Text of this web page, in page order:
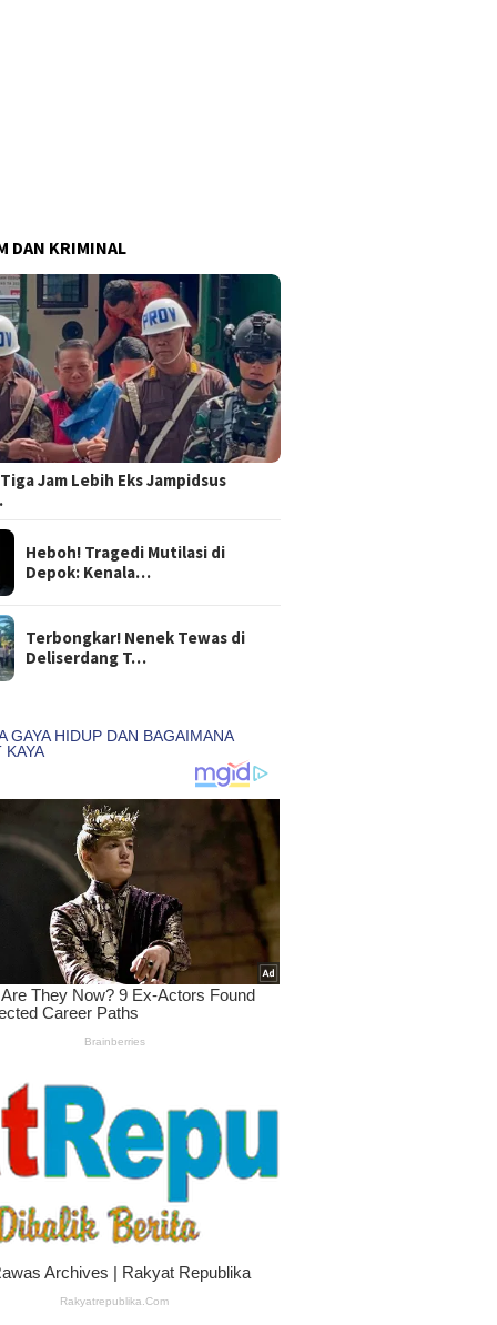
DAN KRIMINAL
Jam Lebih Eks Jampidsus
Heboh! Tragedi Mutilasi di
Depok: Kenala…
Terbongkar! Nenek Tewas di
Deliserdang T…